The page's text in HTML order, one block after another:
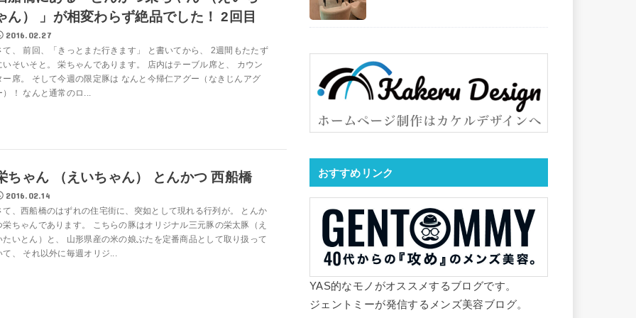
ん） 」が相変わらず絶品でした！ 2回目
2016.02.27
て、 前回、「きっとまた行きます」 と書いてから、 2週間もたたず
いそいそと。 栄ちゃんであります。 店内はテーブル席と、 カウン
ー席。 そして今週の限定豚は なんと今帰仁アグー（なきじんアグ
）！ なんと通常のロ...
ちゃん （えいちゃん） とんかつ 西船橋
2016.02.14
て、西船橋のはずれの住宅街に、突如として現れる行列が。 とんか
栄ちゃんであります。 こちらの豚はオリジナル三元豚の栄太豚（え
たいとん）と、 山形県産の米の娘ぶたを定番商品として取り扱って
て、 それ以外に毎週オリジ...
おすすめリンク
YAS的なモノがオススメするブログです。
ジェントミーが発信するメンズ美容ブログ。